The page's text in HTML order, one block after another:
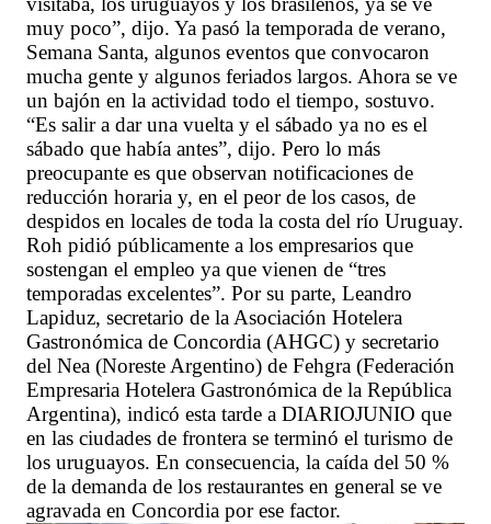
muy poco”, dijo. Ya pasó la temporada de verano,
Semana Santa, algunos eventos que convocaron
mucha gente y algunos feriados largos. Ahora se ve
un bajón en la actividad todo el tiempo, sostuvo.
“Es salir a dar una vuelta y el sábado ya no es el
sábado que había antes”, dijo. Pero lo más
preocupante es que observan notificaciones de
reducción horaria y, en el peor de los casos, de
despidos en locales de toda la costa del río Uruguay.
Roh pidió públicamente a los empresarios que
sostengan el empleo ya que vienen de “tres
temporadas excelentes”. Por su parte, Leandro
Lapiduz, secretario de la Asociación Hotelera
Gastronómica de Concordia (AHGC) y secretario
del Nea (Noreste Argentino) de Fehgra (Federación
Empresaria Hotelera Gastronómica de la República
Argentina), indicó esta tarde a DIARIOJUNIO que
en las ciudades de frontera se terminó el turismo de
los uruguayos. En consecuencia, la caída del 50 %
de la demanda de los restaurantes en general se ve
agravada en Concordia por ese factor.